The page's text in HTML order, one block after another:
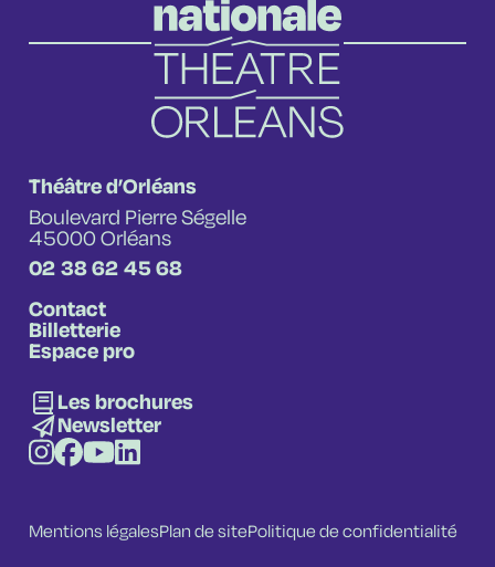
Théâtre d’Orléans
Boulevard Pierre Ségelle
45000 Orléans
02 38 62 45 68
Contact
Billetterie
Espace pro
Les brochures
Newsletter
Mentions légalesPlan de sitePolitique de confidentialité